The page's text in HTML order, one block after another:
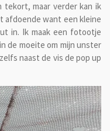
maar verder kan ik
afdoende want een kleine
in. Ik maak een fotootje
de moeite om mijn unster
naast de vis de pop up